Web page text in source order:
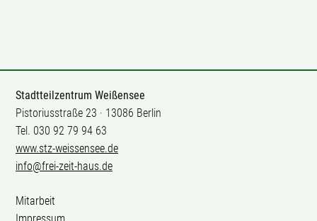
Stadtteilzentrum Weißensee
Pistoriusstraße 23 · 13086 Berlin
Tel. 030 92 79 94 63
www.stz-weissensee.de
info@frei-zeit-haus.de
Mitarbeit